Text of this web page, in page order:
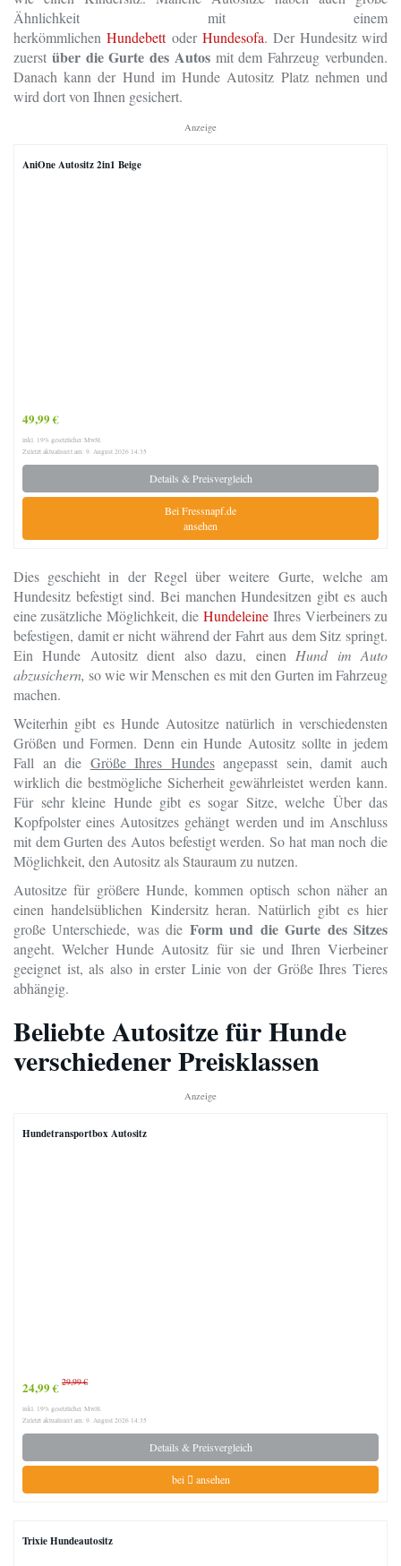
Ähnlichkeit mit einem
herkömmlichenHundebettoderHundesofa. Der Hundesitz wird
zuerst über die Gurte des Autosmit dem Fahrzeug verbunden.
Danach kann der Hund im Hunde Autositz Platz nehmen und
wird dort von Ihnen gesichert.
Anzeige
AniOne Autositz 2in1 Beige
49,99 €
inkl. 19% gesetzlicher MwSt.
Zuletzt aktualisiert am: 9. August 2026 14:35
Details & Preisvergleich
Bei Fressnapf.de
ansehen
Dies geschieht in der Regel über weitere Gurte, welche am
Hundesitz befestigt sind. Bei manchen Hundesitzen gibt es auch
eine zusätzliche Möglichkeit, dieHundeleine Ihres Vierbeiners zu
befestigen, damit er nicht während der Fahrt aus dem Sitz springt.
Ein Hunde Autositz dient also dazu, einenHund im Auto
abzusichern, so wie wir Menschen es mit den Gurten im Fahrzeug
machen.
Weiterhin gibt es Hunde Autositze natürlich in verschiedensten
Größen und Formen. Denn ein Hunde Autositz sollte in jedem
Fall an die Größe Ihres Hundesangepasst sein, damit auch
wirklich die bestmögliche Sicherheit gewährleistet werden kann.
Für sehr kleine Hunde gibt es sogar Sitze, welche Über das
Kopfpolster eines Autositzes gehängt werden und im Anschluss
mit dem Gurten des Autos befestigt werden. So hat man noch die
Möglichkeit, den Autositz als Stauraum zu nutzen.
Autositze für größere Hunde, kommen optisch schon näher an
einen handelsüblichen Kindersitz heran. Natürlich gibt es hier
große Unterschiede, was die Form und die Gurte des Sitzes
angeht. Welcher Hunde Autositz für sie und Ihren Vierbeiner
geeignet ist, als also in erster Linie von der Größe Ihres Tieres
abhängig.
Beliebte Autositze für Hunde
verschiedener Preisklassen
Anzeige
Hundetransportbox Autositz
24,99 € 29,99 €
inkl. 19% gesetzlicher MwSt.
Zuletzt aktualisiert am: 9. August 2026 14:35
Details & Preisvergleich
bei ansehen
Trixie Hundeautositz